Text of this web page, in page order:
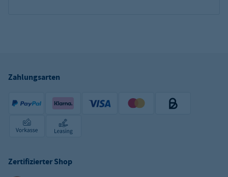
Zahlungsarten
Zertifizierter Shop